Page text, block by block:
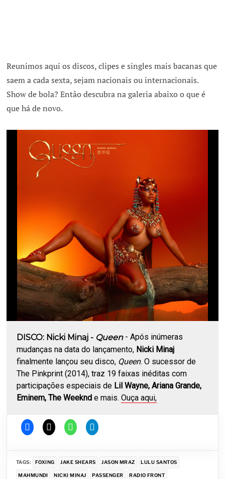
Reunimos aqui os discos, clipes e singles mais bacanas que
saem a cada sexta, sejam nacionais ou internacionais.
Show de bola? Então descubra na galeria abaixo o que é
que há de novo.
DISCO: Nicki Minaj - Queen- Após inúmeras
mudanças na data do lançamento, Nicki Minaj
finalmente lançou seu disco, Queen. O sucessor de
The Pinkprint (2014), traz 19 faixas inéditas com
participações especiais de Lil Wayne, Ariana Grande,
Eminem, The Weeknd e mais.Ouça aqui,
TAGS: FOXING JAKE SHEARS JASON MRAZ LULU SANTOS
MAHMUNDI NICKI MINAJ PASSENGER RADIO FRONT